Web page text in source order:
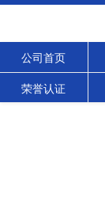
公司首页
荣誉认证